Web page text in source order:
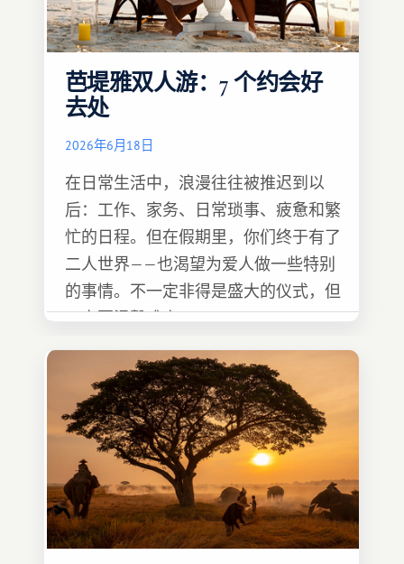
芭堤雅双人游：7 个约会好
去处
2026年6月18日
在日常生活中，浪漫往往被推迟到以
后：工作、家务、日常琐事、疲惫和繁
忙的日程。但在假期里，你们终于有了
二人世界——也渴望为爱人做一些特别
的事情。不一定非得是盛大的仪式，但
一定要温馨难忘 :)